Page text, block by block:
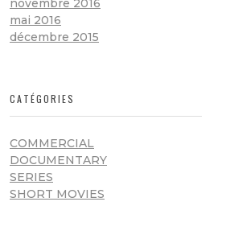
novembre 2016
mai 2016
décembre 2015
CATÉGORIES
COMMERCIAL
DOCUMENTARY
SERIES
SHORT MOVIES